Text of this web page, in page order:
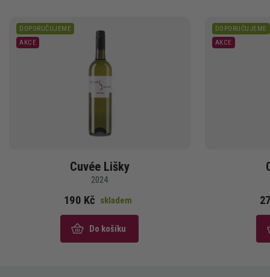
DOPORUČUJEME
AKCE
Cuvée Lišky
2024
190 Kč skladem
Do košíku
DOPORUČUJEME
AKCE